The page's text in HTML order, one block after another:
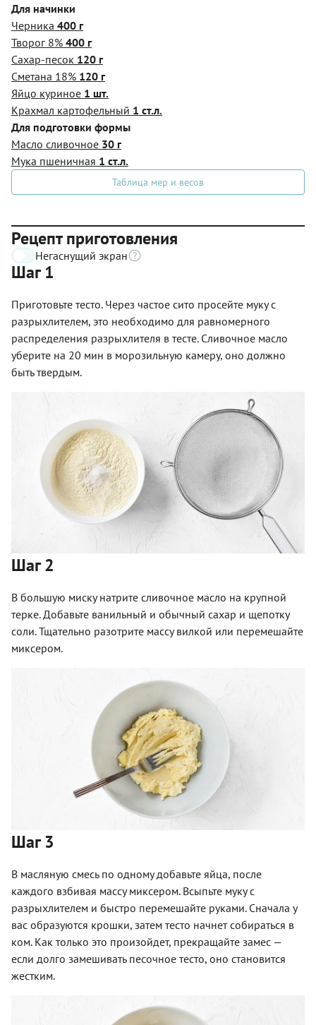
Для начинки
Черника 400 г
Творог 8% 400 г
Сахар-песок 120 г
Сметана 18% 120 г
Яйцо куриное 1 шт.
Крахмал картофельный 1 ст.л.
Для подготовки формы
Масло сливочное 30 г
Мука пшеничная 1 ст.л.
Таблица мер и весов
Рецепт приготовления
Негаснущий экран
Шаг 1
Приготовьте тесто. Через частое сито просейте муку с
разрыхлителем, это необходимо для равномерного
распределения разрыхлителя в тесте. Сливочное масло
уберите на 20 мин в морозильную камеру, оно должно
быть твердым.
Шаг 2
В большую миску натрите сливочное масло на крупной
терке. Добавьте ванильный и обычный сахар и щепотку
соли. Тщательно разотрите массу вилкой или перемешайте
миксером.
Шаг 3
В масляную смесь по одному добавьте яйца, после
каждого взбивая массу миксером. Всыпьте муку с
разрыхлителем и быстро перемешайте руками. Сначала у
вас образуются крошки, затем тесто начнет собираться в
ком. Как только это произойдет, прекращайте замес —
если долго замешивать песочное тесто, оно становится
жестким.